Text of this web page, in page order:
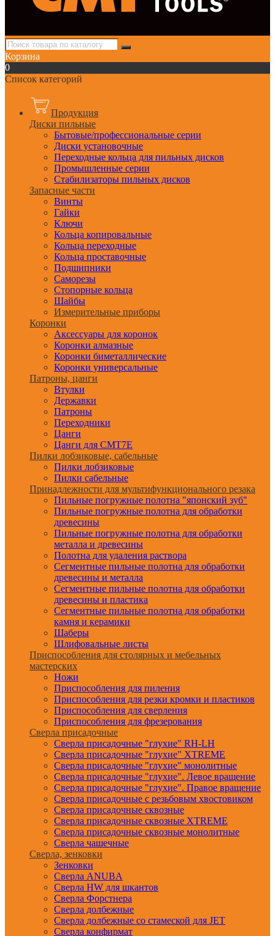
Корзина
0
Список категорий
Продукция
Диски пильные
Бытовые/профессиональные серии
Диски установочные
Переходные кольца для пильных дисков
Промышленные серии
Стабилизаторы пильных дисков
Запасные части
Винты
Гайки
Ключи
Кольца копировальные
Кольца переходные
Кольца проставочные
Подшипники
Саморезы
Стопорные кольца
Шайбы
Измерительные приборы
Коронки
Аксессуары для коронок
Коронки алмазные
Коронки биметаллические
Коронки универсальные
Патроны, цанги
Втулки
Державки
Патроны
Переходники
Цанги
Цанги для CMT7E
Пилки лобзиковые, сабельные
Пилки лобзиковые
Пилки сабельные
Принадлежности для мультифункционального резака
Пильные погружные полотна "японский зуб"
Пильные погружные полотна для обработки
древесины
Пильные погружные полотна для обработки
металла и древесины
Полотна для удаления раствора
Сегментные пильные полотна для обработки
древесины и металла
Сегментные пильные полотна для обработки
древесины и пластика
Сегментные пильные полотна для обработки
камня и керамики
Шаберы
Шлифовальные листы
Приспособления для столярных и мебельных
мастерских
Ножи
Приспособления для пиления
Приспособления для резки кромки и пластиков
Приспособления для сверления
Приспособления для фрезерования
Сверла присадочные
Сверла присадочные "глухие" RH-LH
Сверла присадочные "глухие" XTREME
Сверла присадочные "глухие" монолитные
Сверла присадочные "глухие". Левое вращение
Сверла присадочные "глухие". Правое вращение
Сверла присадочные с резьбовым хвостовиком
Сверла присадочные сквозные
Сверла присадочные сквозные XTREME
Сверла присадочные сквозные монолитные
Сверла чашечные
Сверла, зенковки
Зенковки
Сверла ANUBA
Сверла HW для шкантов
Сверла Форстнера
Сверла долбежные
Сверла долбежные со стамеской для JET
Сверла конфирмат